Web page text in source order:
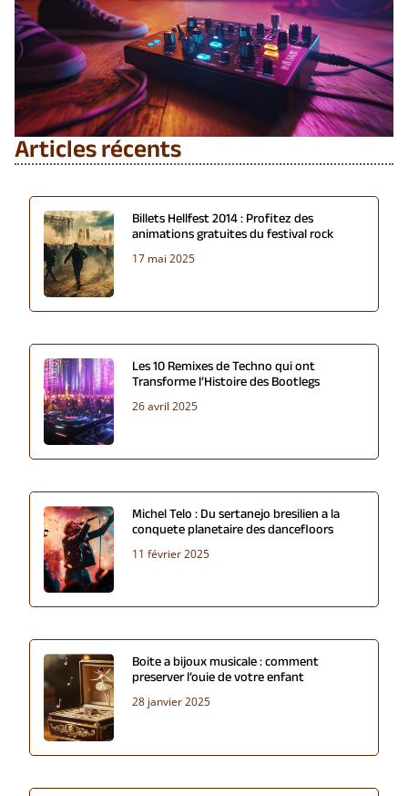
Articles récents
Billets Hellfest 2014 : Profitez des
animations gratuites du festival rock
17 mai 2025
Les 10 Remixes de Techno qui ont
Transforme l’Histoire des Bootlegs
26 avril 2025
Michel Telo : Du sertanejo bresilien a la
conquete planetaire des dancefloors
11 février 2025
Boite a bijoux musicale : comment
preserver l’ouie de votre enfant
28 janvier 2025